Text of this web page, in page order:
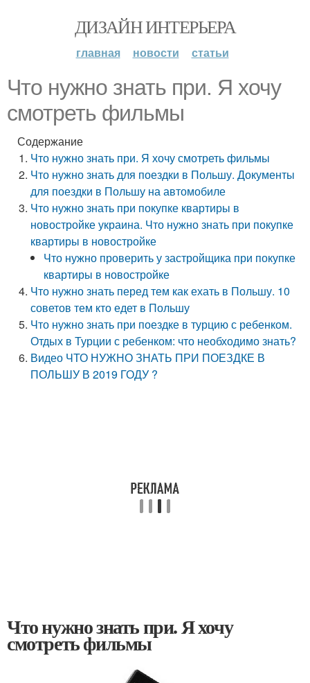
ДИЗАЙН ИНТЕРЬЕРА
главная новости статьи
Что нужно знать при. Я хочу
смотреть фильмы
Содержание
Что нужно знать при. Я хочу смотреть фильмы
Что нужно знать для поездки в Польшу. Документы
для поездки в Польшу на автомобиле
Что нужно знать при покупке квартиры в
новостройке украина. Что нужно знать при покупке
квартиры в новостройке
Что нужно проверить у застройщика при покупке
квартиры в новостройке
Что нужно знать перед тем как ехать в Польшу. 10
советов тем кто едет в Польшу
Что нужно знать при поездке в турцию с ребенком.
Отдых в Турции с ребенком: что необходимо знать?
Видео ЧТО НУЖНО ЗНАТЬ ПРИ ПОЕЗДКЕ В
ПОЛЬШУ В 2019 ГОДУ ?
Что нужно знать при. Я хочу
смотреть фильмы